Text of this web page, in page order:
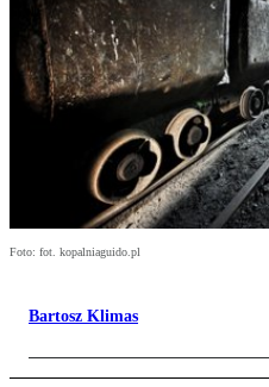
Foto: fot. kopalniaguido.pl
Bartosz Klimas